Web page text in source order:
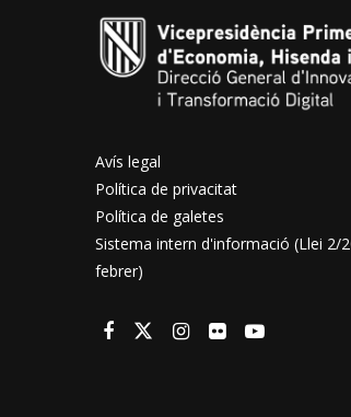
Avís legal
Política de privacitat
Política de galetes
Sistema intern d'informació (Llei 2/
febrer)